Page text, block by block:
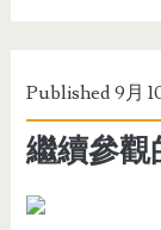
Published 9月
繼續參觀